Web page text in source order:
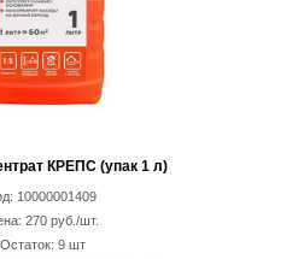
КРЕПС (упак 1 л)
10000001409
270 руб./шт.
Остаток: 9 шт